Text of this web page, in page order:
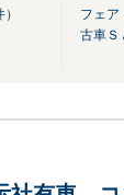
フェ
古車